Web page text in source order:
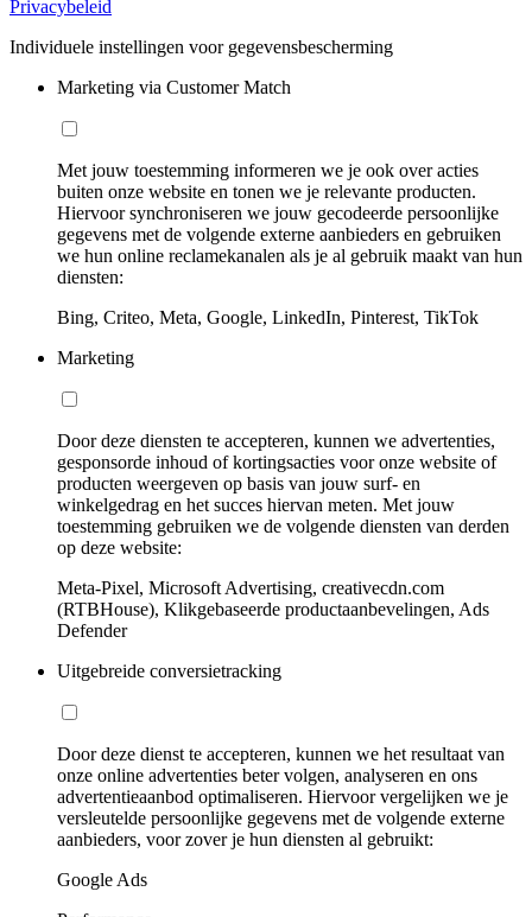
Privacybeleid
Individuele instellingen voor gegevensbescherming
Marketing via Customer Match
Met jouw toestemming informeren we je ook over acties
buiten onze website en tonen we je relevante producten.
Hiervoor synchroniseren we jouw gecodeerde persoonlijke
gegevens met de volgende externe aanbieders en gebruiken
we hun online reclamekanalen als je al gebruik maakt van hun
diensten:
Bing, Criteo, Meta, Google, LinkedIn, Pinterest, TikTok
Marketing
Door deze diensten te accepteren, kunnen we advertenties,
gesponsorde inhoud of kortingsacties voor onze website of
producten weergeven op basis van jouw surf- en
winkelgedrag en het succes hiervan meten. Met jouw
toestemming gebruiken we de volgende diensten van derden
op deze website:
Meta-Pixel, Microsoft Advertising, creativecdn.com
(RTBHouse), Klikgebaseerde productaanbevelingen, Ads
Defender
Uitgebreide conversietracking
Door deze dienst te accepteren, kunnen we het resultaat van
onze online advertenties beter volgen, analyseren en ons
advertentieaanbod optimaliseren. Hiervoor vergelijken we je
versleutelde persoonlijke gegevens met de volgende externe
aanbieders, voor zover je hun diensten al gebruikt:
Google Ads